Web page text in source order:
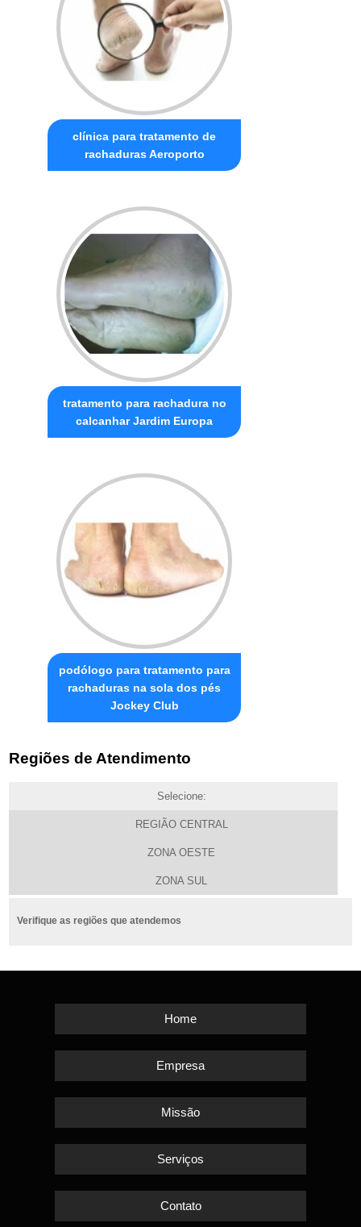
clínica para tratamento de
rachaduras Aeroporto
tratamento para rachadura no
calcanhar Jardim Europa
podólogo para tratamento para
rachaduras na sola dos pés
Jockey Club
Regiões de Atendimento
Selecione:
REGIÃO CENTRAL
ZONA OESTE
ZONA SUL
Verifique as regiões que atendemos
Home
Empresa
Missão
Serviços
Contato